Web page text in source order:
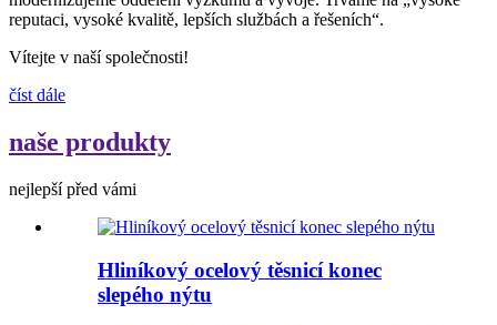
reputaci, vysoké kvalitě, lepších službách a řešeních“.
Vítejte v naší společnosti!
číst dále
naše produkty
nejlepší před vámi
Hliníkový ocelový těsnicí konec
slepého nýtu